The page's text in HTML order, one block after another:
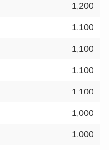
1,200
1,100
1,100
1,100
1,100
1,000
1,000